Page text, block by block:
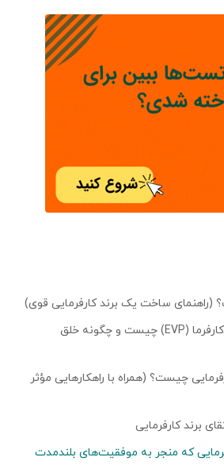
(راهنمای ساخت یک برند کارفرمایی قوی)
ارزش های پیشنهادی کارفرما (EVP) چیست و چگونه خلق
چیست؟ (همراه با راهکارهایی مؤثر
که منجر به موفقیت‌های بلندمدت